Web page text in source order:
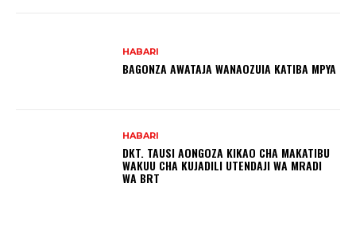
HABARI
BAGONZA AWATAJA WANAOZUIA KATIBA MPYA
HABARI
DKT. TAUSI AONGOZA KIKAO CHA MAKATIBU
WAKUU CHA KUJADILI UTENDAJI WA MRADI
WA BRT